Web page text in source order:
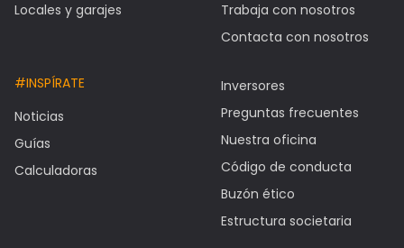
Locales y garajes
Trabaja con nosotros
Contacta con nosotros
#INSPÍRATE
Noticias
Guías
Calculadoras
Inversores
Preguntas frecuentes
Nuestra oficina
Código de conducta
Buzón ético
Estructura societaria